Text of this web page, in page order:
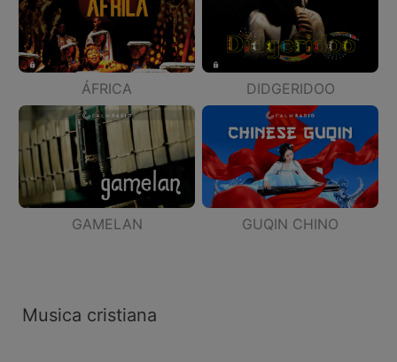
ÁFRICA DIDGERIDOO
GAMELAN GUQIN CHINO
Musica cristiana